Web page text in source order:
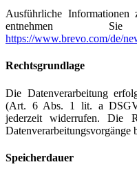
Ausführliche
entnehmen
https://www.brevo.com/de/
Rechtsgrundlage
Die Datenverarbeitung
(Art. 6 Abs. 1 lit. a
jederzeit widerrufen. Die
Speicherdauer